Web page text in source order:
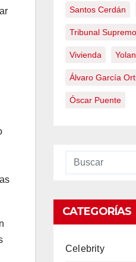
Santos Cerdán
Tribunal Supremo
Vivienda
Álvaro García
Óscar Puente
CATEGORÍAS
Celebrity